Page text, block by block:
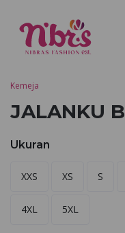
Kemeja
JALANKU
Ukuran
XXS XS S
4XL 5XL